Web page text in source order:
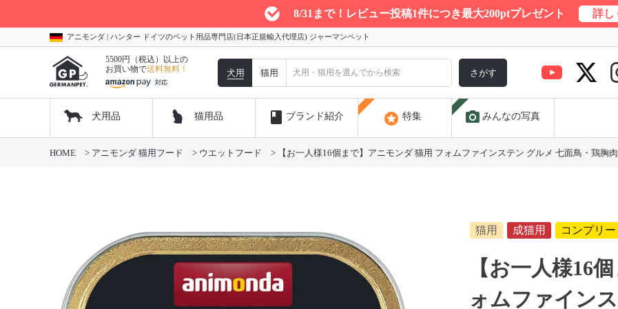
8/31まで！レビュー投稿1件につき最大200ptプレゼント 詳し
アニモンダ | ハンター ドイツのペット用品専門店(日本正規輸入代理店) ジャーマンペット
5500円（税込）以上の
お買い物で送料無料！ 犬用 猫用 さがす
犬用品 猫用品 book ブランド紹介 stars 特集 photo_camera みんなの写真
HOME アニモンダ 猫用フード ウエットフード 【お一人様16個まで】アニモンダ 猫用 フォムファインステン グルメ 七面鳥・鶏胸
猫用 成猫用 コンプリ
【お一人様16
ォムファイン